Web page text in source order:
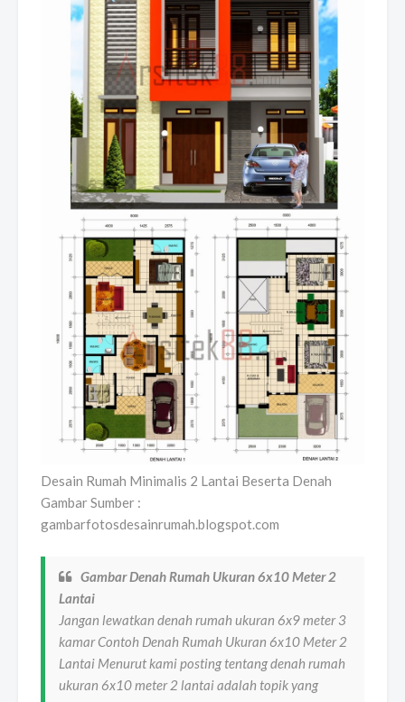
Desain Rumah Minimalis 2 Lantai Beserta Denah
Gambar Sumber :
gambarfotosdesainrumah.blogspot.com
Gambar Denah Rumah Ukuran 6x10 Meter 2
Lantai
Jangan lewatkan denah rumah ukuran 6x9 meter 3
kamar Contoh Denah Rumah Ukuran 6x10 Meter 2
Lantai Menurut kami posting tentang denah rumah
ukuran 6x10 meter 2 lantai adalah topik yang